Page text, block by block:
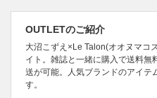
OUTLETのご紹介
大沼こずえ×Le Talon(オオヌマコ
イト。雑誌と一緒に購入で送料無
送が可能。人気ブランドのアイテ
す。